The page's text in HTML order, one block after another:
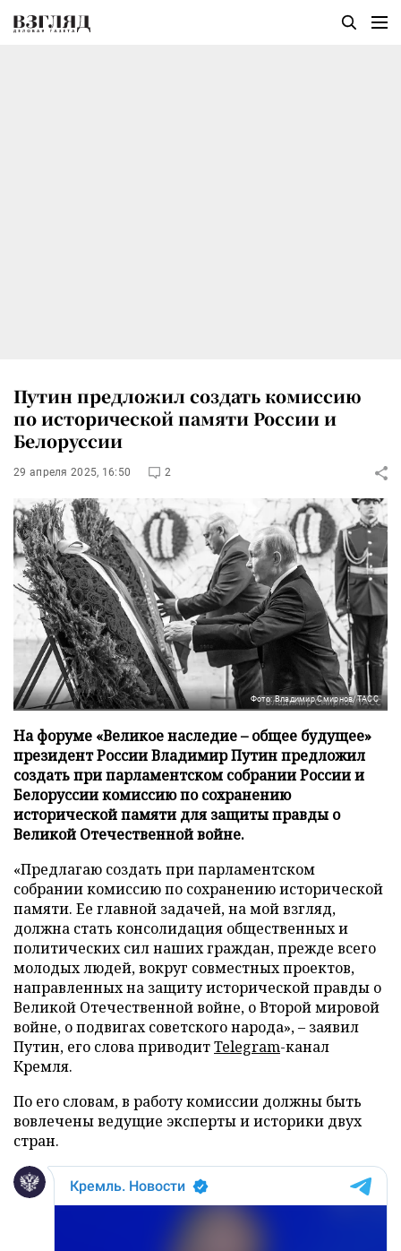
Путин предложил создать комиссию
по исторической памяти России и
Белоруссии
29 апреля 2025, 16:50 2
Фото: Владимир Смирнов/ТАСС
На форуме «Великое наследие – общее будущее»
президент России Владимир Путин предложил
создать при парламентском собрании России и
Белоруссии комиссию по сохранению
исторической памяти для защиты правды о
Великой Отечественной войне.
«Предлагаю создать при парламентском
собрании комиссию по сохранению исторической
памяти. Ее главной задачей, на мой взгляд,
должна стать консолидация общественных и
политических сил наших граждан, прежде всего
молодых людей, вокруг совместных проектов,
направленных на защиту исторической правды о
Великой Отечественной войне, о Второй мировой
войне, о подвигах советского народа», – заявил
Путин, его слова приводитTelegram-канал
Кремля.
По его словам, в работу комиссии должны быть
вовлечены ведущие эксперты и историки двух
стран.